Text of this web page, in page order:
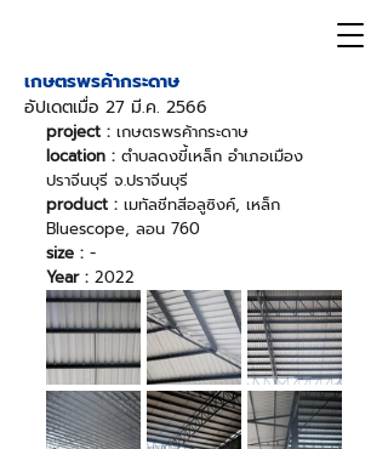
เกษตรพรค้ากระดาษ
อัปเดตเมื่อ 27 มี.ค. 2566
project : เกษตรพรค้ากระดาษ
location : ตำบลดงขี้เหล็ก อำเภอเมือง
ปราจีนบุรี จ.ปราจีนบุรี
product : เมทัลชีทสีอลูซิงค์, เหล็ก
Bluescope, ลอน 760
size : -
Year : 2022